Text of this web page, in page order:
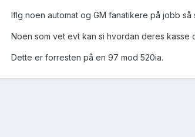
Iflg noen automat og GM fanatikere på jobb
Noen som vet evt kan si hvordan deres kasse
Dette er forresten på en 97 mod 520ia.